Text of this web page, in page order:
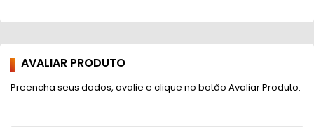
AVALIAR PRODUTO
Preencha seus dados, avalie e clique no botão Avaliar Produto.